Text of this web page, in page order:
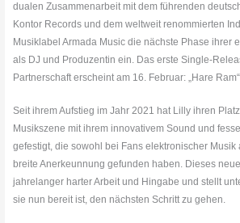
dualen Zusammenarbeit mit dem führenden
Kontor Records und dem weltweit renommierten
Musiklabel Armada Music die nächste Phase ihrer
als DJ und Produzentin ein. Das erste Single-
Partnerschaft erscheint am 16. Februar: „Hare
Seit ihrem Aufstieg im Jahr 2021 hat Lilly ihren
Musikszene mit ihrem innovativem Sound und
gefestigt, die sowohl bei Fans elektronischer Musik
breite Anerkeunnung gefunden haben. Dieses
jahrelanger harter Arbeit und Hingabe und stellt
sie nun bereit ist, den nächsten Schritt zu gehen.